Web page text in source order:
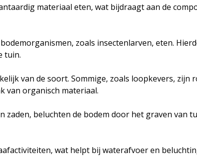
materiaal eten, wat bijdraagt aan de
zoals insectenlarven, eten.
tuin.
van de soort. Sommige, zoals loopkevers, zijn
van organisch materiaal.
zaden, beluchten de bodem door het graven van
wat helpt bij waterafvoer en